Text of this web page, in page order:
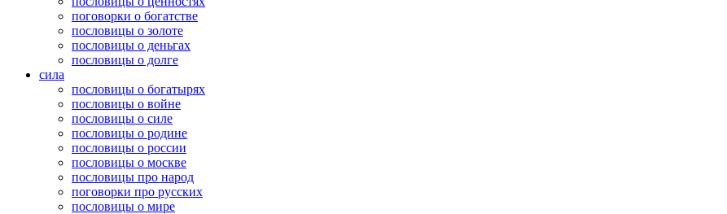
поговорки о богатстве
пословицы о золоте
пословицы о деньгах
пословицы о долге
сила
пословицы о богатырях
пословицы о войне
пословицы о силе
пословицы о родине
пословицы о россии
пословицы о москве
пословицы про народ
поговорки про русских
пословицы о мире